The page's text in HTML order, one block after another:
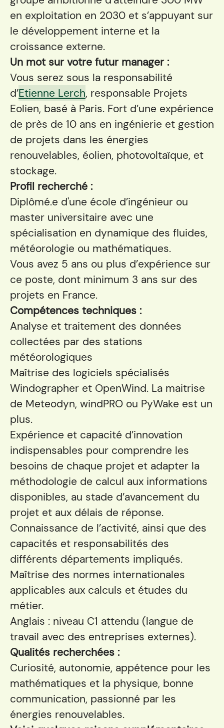
en exploitation en 2030 et s’appuyant sur
le développement interne et la
croissance externe.
Un mot sur votre futur manager :
Vous serez sous la responsabilité
d’Etienne Lerch, responsable Projets
Eolien, basé à Paris. Fort d’une expérience
de près de 10 ans en ingénierie et gestion
de projets dans les énergies
renouvelables, éolien, photovoltaïque, et
stockage.
Profil recherché :
Diplômé.e d'une école d’ingénieur ou
master universitaire avec une
spécialisation en dynamique des fluides,
météorologie ou mathématiques.
Vous avez 5 ans ou plus d’expérience sur
ce poste, dont minimum 3 ans sur des
projets en France.
Compétences techniques :
Analyse et traitement des données
collectées par des stations
météorologiques
Maîtrise des logiciels spécialisés
Windographer et OpenWind. La maitrise
de Meteodyn, windPRO ou PyWake est un
plus.
Expérience et capacité d’innovation
indispensables pour comprendre les
besoins de chaque projet et adapter la
méthodologie de calcul aux informations
disponibles, au stade d’avancement du
projet et aux délais de réponse.
Connaissance de l’activité, ainsi que des
capacités et responsabilités des
différents départements impliqués.
Maîtrise des normes internationales
applicables aux calculs et études du
métier.
Anglais : niveau C1 attendu (langue de
travail avec des entreprises externes).
Qualités recherchées :
Curiosité, autonomie, appétence pour les
mathématiques et la physique, bonne
communication, passionné par les
énergies renouvelables.